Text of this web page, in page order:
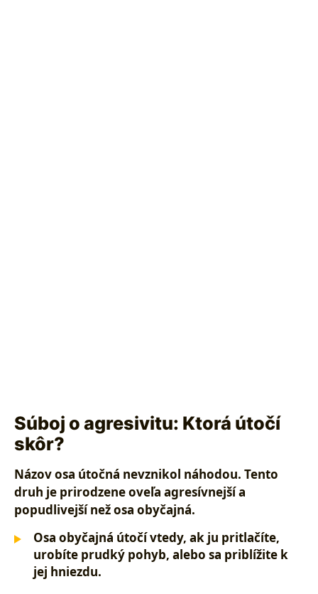
Súboj o agresivitu: Ktorá útočí
skôr?
Názovosa útočná nevznikol náhodou. Tento
druh je prirodzeneoveľa agresívnejšía
popudlivejší než osa obyčajná.
Osa obyčajná útočí vtedy, ak ju pritlačíte,
urobíte prudký pohyb, alebo sa priblížite k
jej hniezdu.